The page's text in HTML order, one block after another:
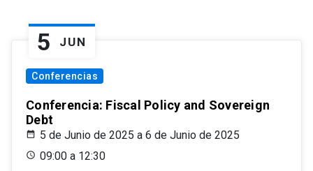
5 JUN
Conferencias
Conferencia: Fiscal Policy and Sovereign
Debt
5 de Junio de 2025 a 6 de Junio de 2025
09:00 a 12:30